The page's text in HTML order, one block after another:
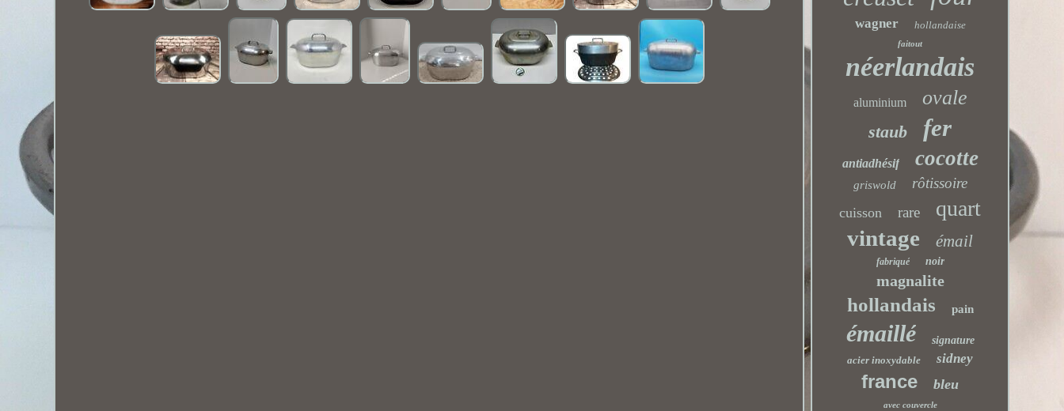
wagner hollandaise
faitout
néerlandais
aluminium ovale
staub fer
antiadhésif cocotte
griswold rôtissoire
cuisson rare quart
vintage émail
fabriqué noir
magnalite
hollandais pain
émaillé
signature
acier inoxydable
sidney
france bleu
avec couvercle